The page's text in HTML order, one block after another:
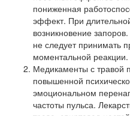
пониженная
эффект. При
возникновение
не следует принимать
моментальной реакции.
Медикаменты с травой
повышенной
эмоциональном
частоты пульса.